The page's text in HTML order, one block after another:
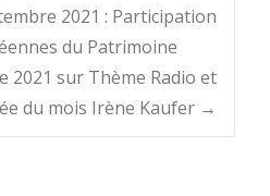
2021 : Participation
du Patrimoine
2021 sur Thème Radio et
du mois Irène Kaufer →